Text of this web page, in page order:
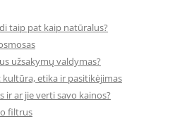
taip pat kaip natūralus?
užsakymų valdymas?
kultūra, etika ir pasitikėjimas
ir ar jie verti savo kainos?
filtrus